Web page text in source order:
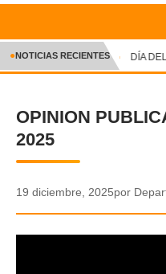
INICIO
CRÓNICA
DEPORTES
POLICIAL
●NOTICIAS RECIENTES DÍA
OPINION
2025
19 diciembre, 2025por